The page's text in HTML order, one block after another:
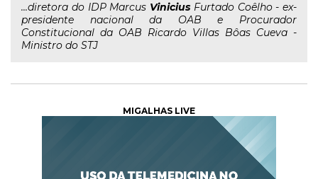
...diretora do IDP Marcus Vinicius Furtado Coêlho - ex-
presidente nacional da OAB e Procurador
Constitucional da OAB Ricardo Villas Bôas Cueva -
Ministro do STJ
MIGALHAS LIVE